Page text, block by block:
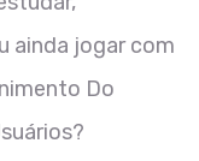
ainda jogar com
Do